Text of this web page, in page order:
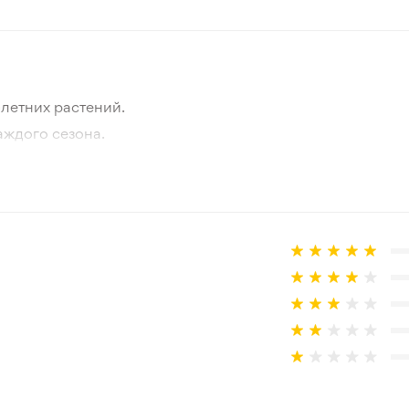
Открытая почва
растений.
сезона.
товара и реального растения.